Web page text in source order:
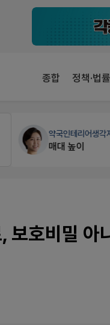
종합 정책·법률
약국인테리어생각
매대 높이
보호비밀